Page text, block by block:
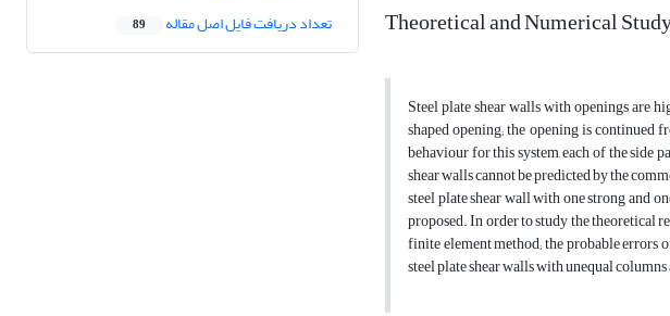
Theoretical and Numerical
Steel plate shear walls with openings are
shaped opening; the opening is continued
behaviour for this system, each of the side
shear walls cannot be predicted by the
steel plate shear wall with one strong and
proposed. In order to study the theoretical
finite element method; the probable errors
steel plate shear walls with unequal
تعداد دریافت فایل اصل مقاله 89